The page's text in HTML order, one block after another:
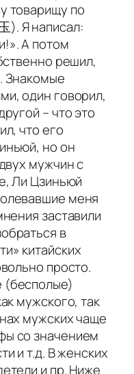
товарищу по
). Я написал:
А потом
решил,
Знакомые
один говорил,
– что это
что его
но он
мужчин с
Ли Цзиньюй
меня
заставили
в
китайских
просто.
(бесполые)
мужского, так
мужских чаще
со значением
и т.д. В женских
и пр. Ниже